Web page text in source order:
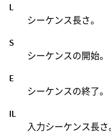
L
シーケンス長さ。
S
シーケンスの開始。
E
シーケンスの終了。
IL
入力シーケンス長さ